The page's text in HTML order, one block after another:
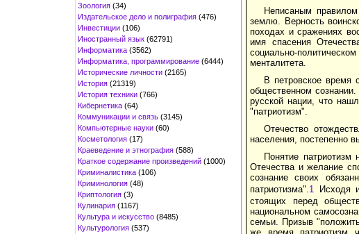
Зоология (34)
Издательское дело и полиграфия (476)
Инвестиции (106)
Иностранный язык (62791)
Информатика (3562)
Информатика, программирование (6444)
Исторические личности (2165)
История (21319)
История техники (766)
Кибернетика (64)
Коммуникации и связь (3145)
Компьютерные науки (60)
Косметология (17)
Краеведение и этнография (588)
Краткое содержание произведений (1000)
Криминалистика (106)
Криминология (48)
Криптология (3)
Кулинария (1167)
Культура и искусство (8485)
Культурология (537)
Неписаным
землю. Верность
походах и сражениях
имя спасения
социально-
менталитета.
В петровское время
общественном
русской нации, что
"патриотизм".
Отечество
населения, постепенно
Понятие
Отечества и желание
сознание своих
патриотизма". 1
Исходя
стоящих перед
национальном
семьи. Призыв